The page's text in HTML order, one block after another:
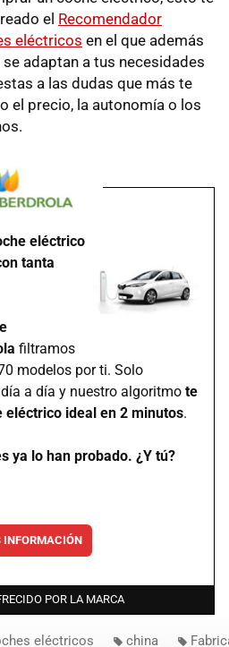
el Recomendador
eléctricos en el que además
adaptan a tus necesidades
a las dudas que más te
el precio, la autonomía o los
eléctrico
tanta
filtramos
modelos por ti. Solo
a día y nuestro algoritmo te
eléctrico ideal en 2 minutos.
ya lo han probado. ¿Y tú?
INFORMACIÓN
POR LA MARCA
eléctricos china